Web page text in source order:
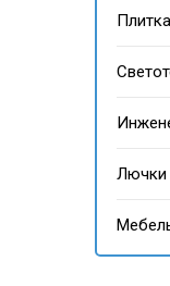
Плитка
Лючки